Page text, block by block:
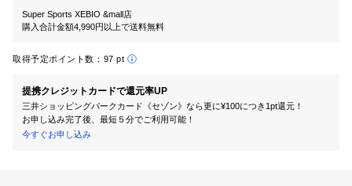
Super Sports XEBIO &mall店
購入合計金額4,990円以上で送料無料
取得予定ポイント数： 97 pt
提携クレジットカードで還元率UP
三井ショッピングパークカード《セゾン》なら更に¥100につき1pt還元！
お申し込み完了後、最短５分でご利用可能！
今すぐお申し込み